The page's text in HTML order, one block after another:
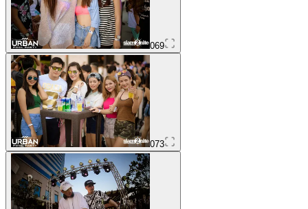
069
073